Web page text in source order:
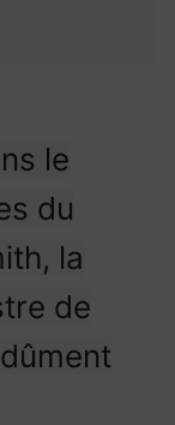
le
du
la
de